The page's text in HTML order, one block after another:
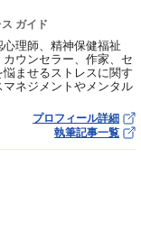
ガイド
理師、精神保健福祉
ウンセラー、作家、セ
ませるストレスに関す
ネジメントやメンタル
プロフィール詳細
執筆記事一覧